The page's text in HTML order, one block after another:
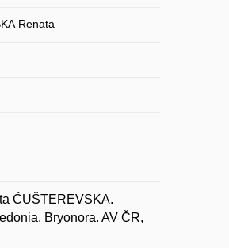
Renata
ĆUŠTEREVSKA.
Bryonora. AV ČR,